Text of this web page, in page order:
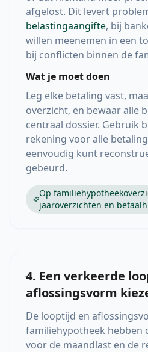
afgelost. Dit levert
belastingaangifte, bij
willen meenemen in een
bij conflicten binnen de
Wat je moet doen
Leg elke betaling vast,
overzicht, en bewaar alle
centraal dossier. Gebruik
rekening voor alle
eenvoudig kunt
gebeurd.
Op
jaaroverzichten en
4. Een verkeerde
aflossingsvorm
De looptijd en
familiehypotheek hebben
voor de maandlast en de